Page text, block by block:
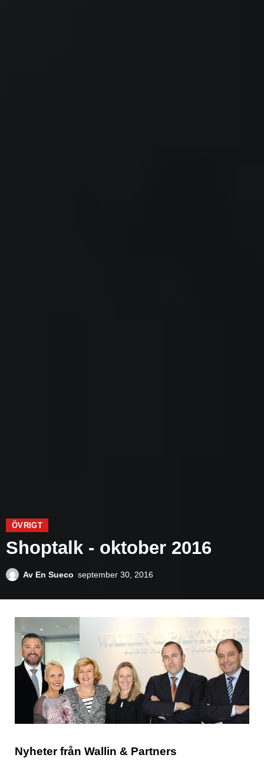
ÖVRIGT
Shoptalk - oktober 2016
Av En Sueco september 30, 2016
Nyheter från Wallin & Partners